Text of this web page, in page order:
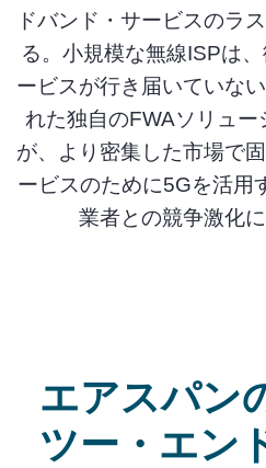
ドバンド・サービスのラ
る。小規模な無線ISPは
ービスが行き届いていな
れた独自のFWAソリュ
が、より密集した市場で
ービスのために5Gを活用
業者との競争激化
エアスパン
ツー・エン